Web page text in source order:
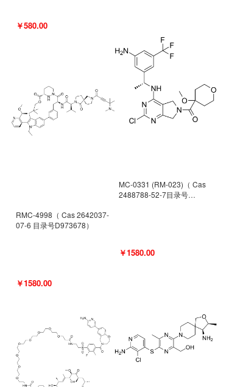
￥580.00
RMC-4998（ Cas 2642037-
07-6 目录号D973678）
￥1580.00
MC-0331 (RM-023)（ Cas
2488788-52-7目录号
￥1580.00